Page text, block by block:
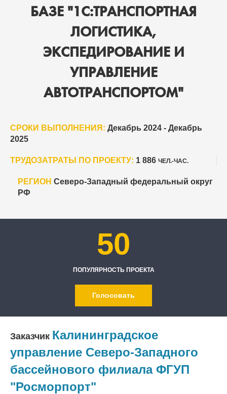
БАЗЕ "1С:ТРАНСПОРТНАЯ
ЛОГИСТИКА,
ЭКСПЕДИРОВАНИЕ И
УПРАВЛЕНИЕ
АВТОТРАНСПОРТОМ"
СРОКИ ВЫПОЛНЕНИЯ: Декабрь 2024 - Декабрь
2025
ТРУДОЗАТРАТЫ ПО ПРОЕКТУ: 1 886 ЧЕЛ.-ЧАС.
РЕГИОН Северо-Западный федеральный округ
РФ
50
ПОПУЛЯРНОСТЬ ПРОЕКТА
Голосовать
Заказчик Калининградское
управление Северо-Западного
бассейнового филиала ФГУП
"Росморпорт"